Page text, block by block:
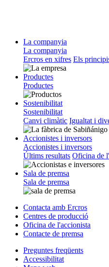
La companyia
La companyia
Ercros en xifres Els
Productes
Productes
Sostenibilitat
Sostenibilitat
Canvi climàtic Igualtat i
Accionistes i inversors
Accionistes i inversors
Últims resultats Oficina de
Sala de premsa
Sala de premsa
Contacta amb Ercros
Centres de producció
Oficina de l'accionista
Contacte de premsa
Preguntes freqüents
Accessibilitat